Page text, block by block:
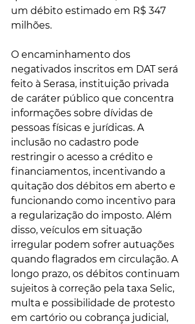
um débito estimado em R$ 347
milhões.
O encaminhamento dos
negativados inscritos em DAT será
feito à Serasa, instituição privada
de caráter público que concentra
informações sobre dívidas de
pessoas físicas e jurídicas. A
inclusão no cadastro pode
restringir o acesso a crédito e
financiamentos, incentivando a
quitação dos débitos em aberto e
funcionando como incentivo para
a regularização do imposto. Além
disso, veículos em situação
irregular podem sofrer autuações
quando flagrados em circulação. A
longo prazo, os débitos continuam
sujeitos à correção pela taxa Selic,
multa e possibilidade de protesto
em cartório ou cobrança judicial,